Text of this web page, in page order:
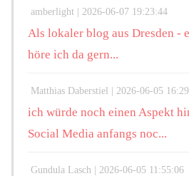
amberlight | 2026-06-07 19:23:44
Als lokaler blog aus Dresden -
höre ich da gern...
Matthias Daberstiel | 2026-06-05
ich würde noch einen Aspekt
Social Media anfangs noc...
Gundula Lasch | 2026-06-05 11:55:06